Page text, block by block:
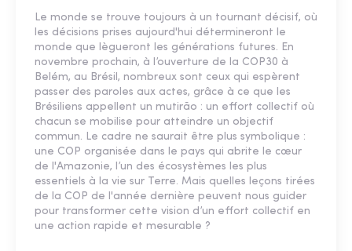
Le monde se trouve toujours à un tournant décisif, où
les décisions prises aujourd'hui détermineront le
monde que lègueront les générations futures. En
novembre prochain, à l’ouverture de la COP30 à
Belém, au Brésil, nombreux sont ceux qui espèrent
passer des paroles aux actes, grâce à ce que les
Brésiliens appellent un mutirão : un effort collectif où
chacun se mobilise pour atteindre un objectif
commun. Le cadre ne saurait être plus symbolique :
une COP organisée dans le pays qui abrite le cœur
de l'Amazonie, l’un des écosystèmes les plus
essentiels à la vie sur Terre. Mais quelles leçons tirées
de la COP de l'année dernière peuvent nous guider
pour transformer cette vision d’un effort collectif en
une action rapide et mesurable ?